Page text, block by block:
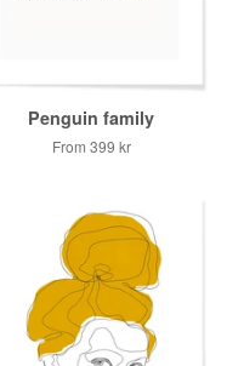
Penguin family
From 399 kr